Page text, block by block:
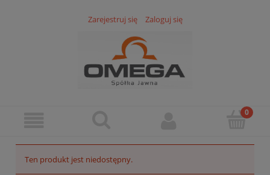
Zarejestruj się Zaloguj się
Ten produkt jest niedostępny.